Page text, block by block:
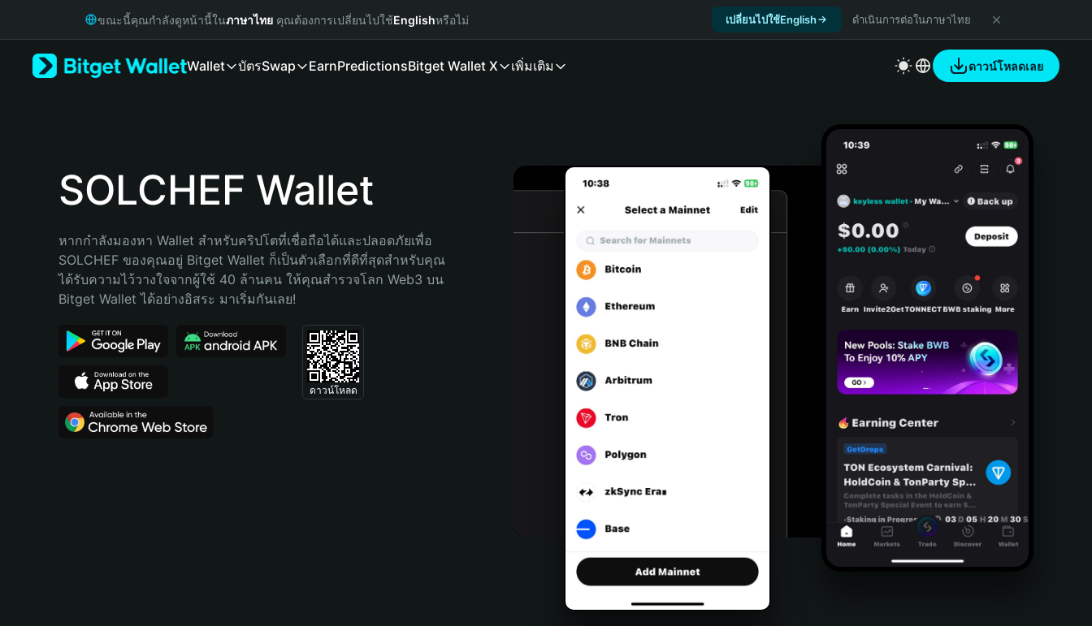
Русский
Bahasa Indonesia
Português (Brasil)
ขณะนี้คุณกำลังดูหน้านี้ในภาษาไทย คุณต้องการเปลี่ยนไปใช้Englishหรือไม่ เปลี่ยนไปใช้English ดำเนินการต่อในภาษาไทย
Wallet บัตรSwap EarnPredictionsBitget Wallet X เพิ่มเติม ดาวน์โหลดเลย
SOLCHEF Wallet
หากกำลังมองหา Wallet สำหรับคริปโตที่เชื่อถือได้และปลอดภัยเพื่อ
SOLCHEF ของคุณอยู่ Bitget Wallet ก็เป็นตัวเลือกที่ดีที่สุดสำหรับคุณ
ได้รับความไว้วางใจจากผู้ใช้ 40 ล้านคน ให้คุณสำรวจโลก Web3 บน
Bitget Wallet ได้อย่างอิสระ มาเริ่มกันเลย!
ดาวน์โหลด